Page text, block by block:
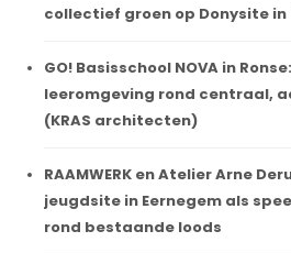
collectief groen op Donysite in
GO! Basisschool NOVA in
leeromgeving rond centraal,
(KRAS architecten)
RAAMWERK en Atelier Arne
jeugdsite in Eernegem als
rond bestaande loods